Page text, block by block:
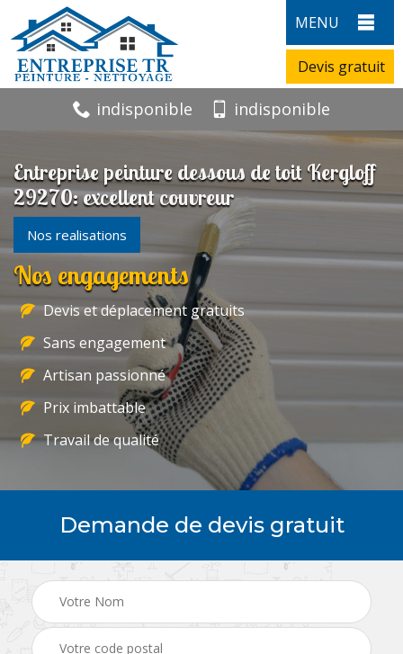
MENU
Devis gratuit
indisponible indisponible
Entreprise peinture dessous de toit Kergloff
29270: excellent couvreur
Nos realisations
Nos engagements
Devis et déplacement gratuits
Sans engagement
Artisan passionné
Prix imbattable
Travail de qualité
Demande de devis gratuit